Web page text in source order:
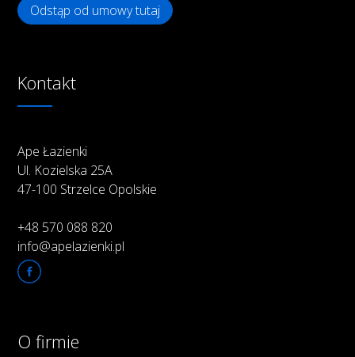
Odstąp od umowy tutaj
Kontakt
Ape Łazienki
Ul. Kozielska 25A
47-100 Strzelce Opolskie
+48 570 088 820
info@apelazienki.pl
O firmie